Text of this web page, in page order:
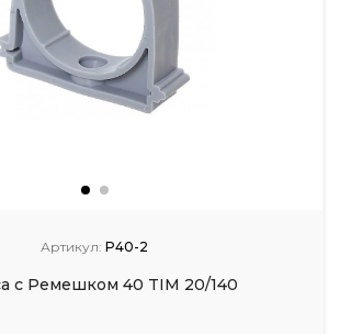
Артикул: P40-2
с Ремешком 40 TIM 20/140